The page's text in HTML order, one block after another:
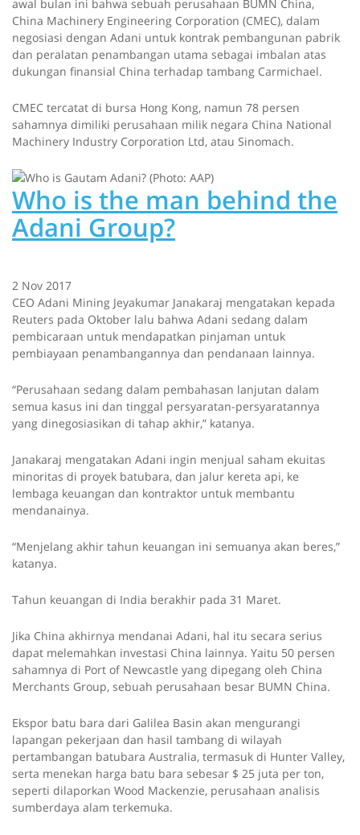
awal bulan ini bahwa sebuah perusahaan BUMN China,
China Machinery Engineering Corporation (CMEC), dalam
negosiasi dengan Adani untuk kontrak pembangunan pabrik
dan peralatan penambangan utama sebagai imbalan atas
dukungan finansial China terhadap tambang Carmichael.
CMEC tercatat di bursa Hong Kong, namun 78 persen
sahamnya dimiliki perusahaan milik negara China National
Machinery Industry Corporation Ltd, atau Sinomach.
Who is the man behind the
Adani Group?
2 Nov 2017
CEO Adani Mining Jeyakumar Janakaraj mengatakan kepada
Reuters pada Oktober lalu bahwa Adani sedang dalam
pembicaraan untuk mendapatkan pinjaman untuk
pembiayaan penambangannya dan pendanaan lainnya.
“Perusahaan sedang dalam pembahasan lanjutan dalam
semua kasus ini dan tinggal persyaratan-persyaratannya
yang dinegosiasikan di tahap akhir,” katanya.
Janakaraj mengatakan Adani ingin menjual saham ekuitas
minoritas di proyek batubara, dan jalur kereta api, ke
lembaga keuangan dan kontraktor untuk membantu
mendanainya.
“Menjelang akhir tahun keuangan ini semuanya akan beres,”
katanya.
Tahun keuangan di India berakhir pada 31 Maret.
Jika China akhirnya mendanai Adani, hal itu secara serius
dapat melemahkan investasi China lainnya. Yaitu 50 persen
sahamnya di Port of Newcastle yang dipegang oleh China
Merchants Group, sebuah perusahaan besar BUMN China.
Ekspor batu bara dari Galilea Basin akan mengurangi
lapangan pekerjaan dan hasil tambang di wilayah
pertambangan batubara Australia, termasuk di Hunter Valley,
serta menekan harga batu bara sebesar $ 25 juta per ton,
seperti dilaporkan Wood Mackenzie, perusahaan analisis
sumberdaya alam terkemuka.